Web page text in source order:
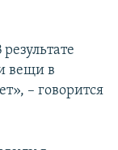
вещи в
– говорится